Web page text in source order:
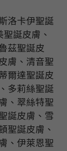
洛卡伊聖誕
誕皮膚、
茲聖誕皮
膚、清音聖
爾達聖誕皮
多莉絲聖誕
、翠絲特聖
誕皮膚、雪
聖誕皮膚、
、伊萊恩聖